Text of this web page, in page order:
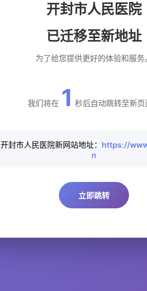
开封市人民医院
已迁移至新地址
为了给您提供更好的体验和服务。
我们将在 1 秒后自动跳转至新页
开封市人民医院新网站地址： https://
n
立即跳转